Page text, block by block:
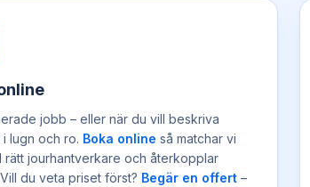
jobb – eller när du vill beskriva
lugn och ro. Boka online så matchar vi
rätt jourhantverkare och återkopplar
du veta priset först? Begär en offert –